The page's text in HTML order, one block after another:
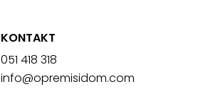
KONTAKT
051 418 318
info@opremisidom.com